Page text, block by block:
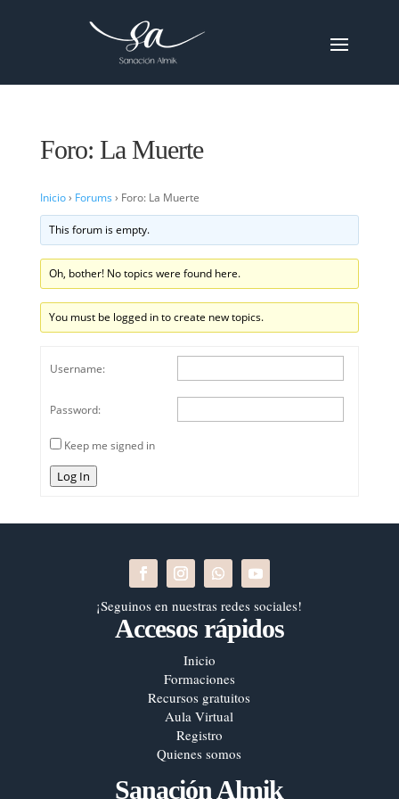
Foro: La Muerte
Inicio› Forums › Foro: La Muerte
This forum is empty.
Oh, bother! No topics were found here.
You must be logged in to create new topics.
Username:
Password:
Keep me signed in
Log In
¡Seguinos en nuestras redes sociales!
Accesos rápidos
Inicio
Formaciones
Recursos gratuitos
Aula Virtual
Registro
Quienes somos
Sanación Almik